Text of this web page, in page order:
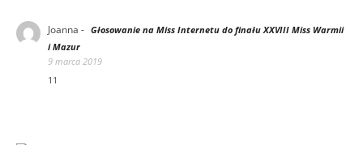
Joanna - Głosowanie na Miss Internetu do finału XXVIII Miss Warmii
i Mazur
9 marca 2019
11